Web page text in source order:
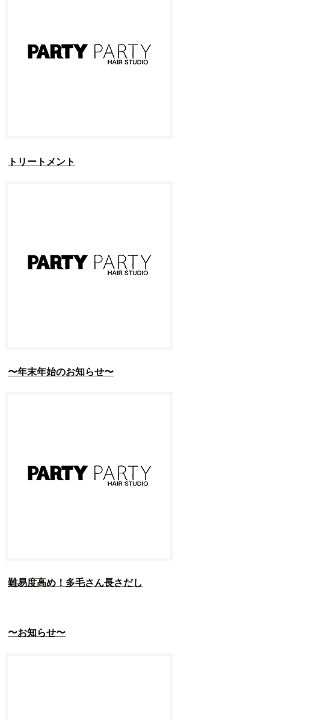
トリートメント
〜年末年始のお知らせ〜
難易度高め！多毛さん長さだし
〜お知らせ〜